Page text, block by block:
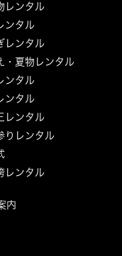
レンタル
ンタル
レンタル
・夏物レンタル
ンタル
ンタル
レンタル
りレンタル
レンタル
内